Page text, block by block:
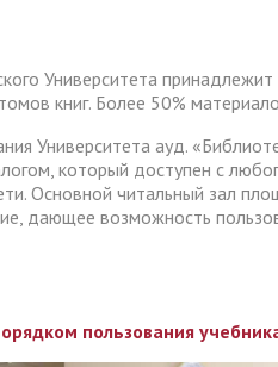
Университета
книг. Более 50%
Университета ауд.
который доступен с
Основной читальный зал
дающее возможность
пользования